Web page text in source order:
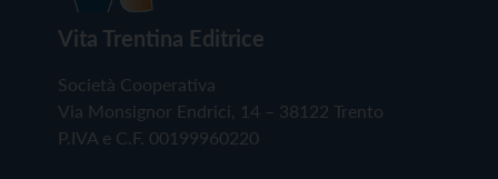
Vita Trentina Editrice
Società Cooperativa
Via Monsignor Endrici, 14 – 38122 Trento
P.IVA e C.F. 00199960220